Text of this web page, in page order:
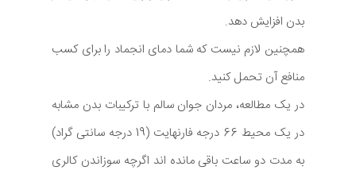
بدن افزایش دهد.
همچنین لازم نیست که شما دمای انجماد را برای کسب
منافع آن تحمل کنید.
در یک مطالعه، مردان جوان سالم با ترکیبات بدن مشابه
در یک محیط 66 درجه فارنهایت (19 درجه سانتی گراد)
به مدت دو ساعت باقی مانده اند اگرچه سوزاندن کالری